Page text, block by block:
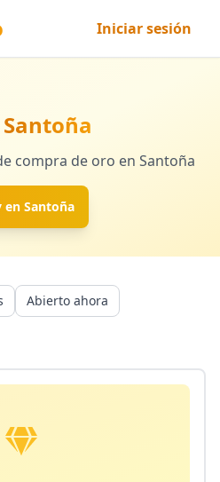
Iniciar sesión
Santoña
compra de oro en Santoña
en Santoña
Abierto ahora